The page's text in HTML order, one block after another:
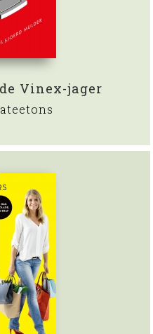
Vinex-jager